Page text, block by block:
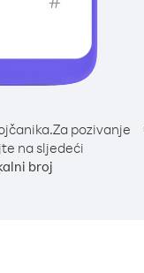
Za pozivanje
na sljedeći
broj